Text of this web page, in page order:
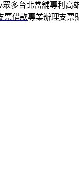
眾多台北當舖專利高
票借款專業辦理支票